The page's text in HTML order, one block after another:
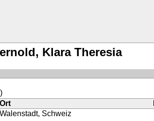
Klara Theresia
Ort
Walenstadt, Schweiz